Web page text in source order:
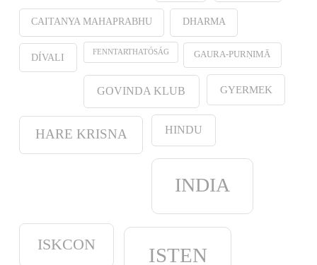
CAITANYA MAHAPRABHU DHARMA
DÍVALI FENNTARTHATÓSÁG GAURA-PURṆIMĀ
GOVINDA KLUB GYERMEK
HARE KRISNA HINDU
INDIA
ISKCON ISTEN